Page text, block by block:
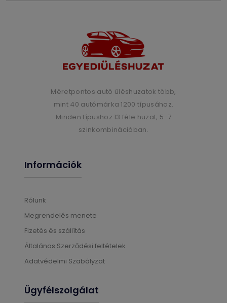
Méretpontos autó üléshuzatok több,
mint 40 autómárka 1200 típusához.
Minden típushoz 13 féle huzat, 5-7
szinkombinációban.
Információk
Rólunk
Megrendelés menete
Fizetés és szállítás
Általános Szerződési feltételek
Adatvédelmi Szabályzat
Ügyfélszolgálat